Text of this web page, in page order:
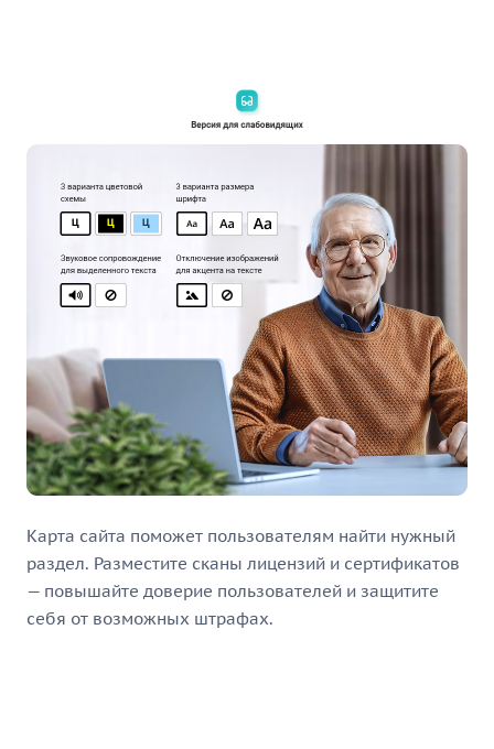
Карта сайта поможет пользователям найти нужный
раздел. Разместите сканы лицензий и сертификатов
— повышайте доверие пользователей и защитите
себя от возможных штрафах.